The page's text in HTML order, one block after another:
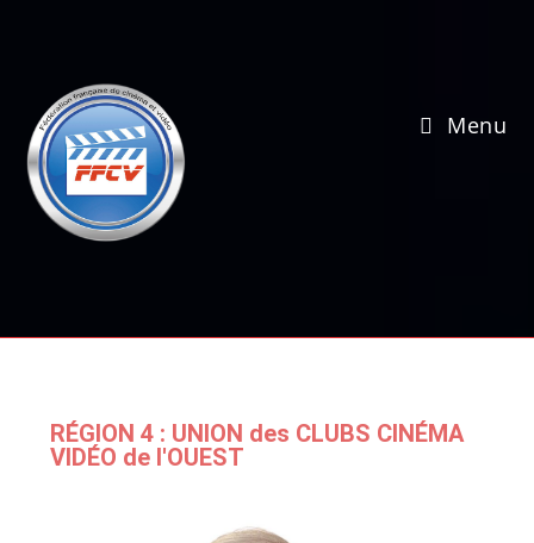
Menu
RÉGION 4 : UNION des CLUBS CINÉMA
VIDÉO de l'OUEST